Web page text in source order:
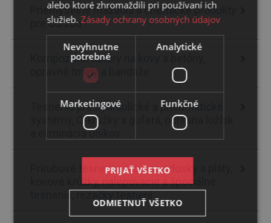
Priemyselné mazadlá a chemické produkty
pre údržbu
Kompozitné nátery na kovy a betóny,
opravné tmely a bandáže
Tesnenia pre hydraulické a pneumatické
systémy, O-krúžky a guferá, ochrana ložísk
a eliminácia únikov
Prírubové tesnenia, tesniace dosky a pláty,
kovové krúžky, nalepovacie a špeciálne
alebo ktoré zhromaždili pri používaní ich
služieb. Zásady ochrany osobných údajov
Nevyhnutne
potrebné
Analytické
Marketingové Funkčné
PRIJAŤ VŠETKO
ODMIETNUŤ VŠETKO